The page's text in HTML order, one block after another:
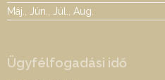
Máj., Jún., Júl., Aug.
Ügyfélfogadási idő